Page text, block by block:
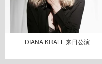
DIANA KRALL 来日公演